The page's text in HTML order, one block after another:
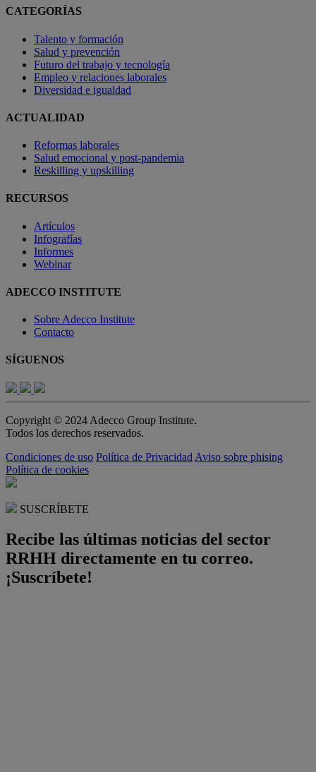
CATEGORÍAS
Talento y formación
Salud y prevención
Futuro del trabajo y tecnología
Empleo y relaciones laborales
Diversidad e igualdad
ACTUALIDAD
Reformas laborales
Salud emocional y post-pandemia
Reskilling y upskilling
RECURSOS
Artículos
Infografías
Informes
Webinar
ADECCO INSTITUTE
Sobre Adecco Institute
Contacto
SÍGUENOS
Copyright © 2024 Adecco Group Institute.
Todos los derechos reservados.
Condiciones de uso Política de Privacidad Aviso sobre phising
Política de cookies
SUSCRÍBETE
Recibe las últimas noticias del sector
RRHH directamente en tu correo.
¡Suscríbete!